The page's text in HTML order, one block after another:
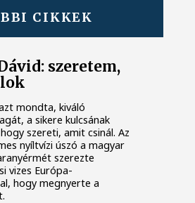
CIKKEK
szeretem,
mondta, kiváló
a sikere kulcsának
szereti, amit csinál. Az
nyíltvízi úszó a magyar
szerezte
vizes Európa-
hogy megnyerte a